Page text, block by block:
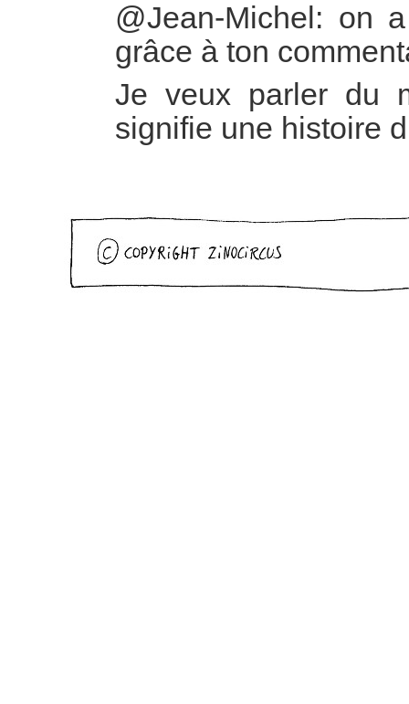
@Jean-Michel: on
grâce à ton
Je veux parler du
signifie une histoire